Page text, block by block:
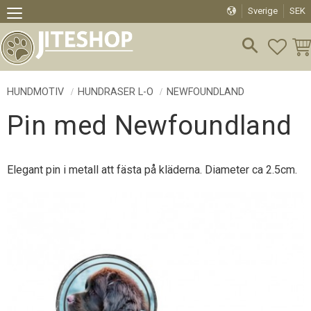
Meny
Sverige SEK
HUNDMOTIV HUNDRASER L-O NEWFOUNDLAND
Pin med Newfoundland
Elegant pin i metall att fästa på kläderna. Diameter ca 2.5cm.